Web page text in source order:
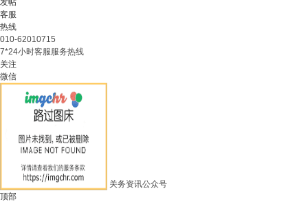
发帖
客服
热线
010-62010715
7*24小时客服服务热线
关注
微信
关务资讯公众号
顶部